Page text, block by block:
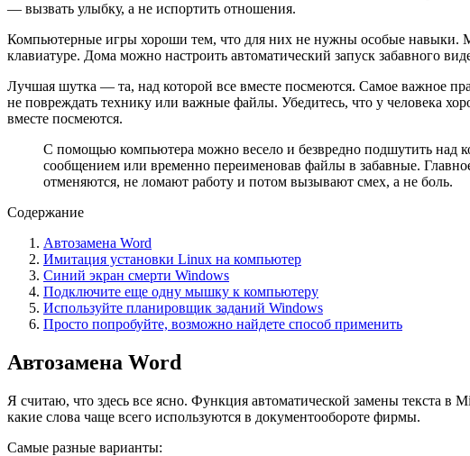
— вызвать улыбку, а не испортить отношения.
Компьютерные игры хороши тем, что для них не нужны особые навыки.
клавиатуре. Дома можно настроить автоматический запуск забавного
Лучшая шутка — та, над которой все вместе посмеются. Самое важное
не повреждать технику или важные файлы. Убедитесь, что у человека
вместе посмеются.
С помощью компьютера можно весело и безвредно подшутить над
сообщением или временно переименовав файлы в забавные.
отменяются, не ломают работу и потом вызывают смех, а не боль.
Содержание
Автозамена Word
Имитация установки Linux на компьютер
Синий экран смерти Windows
Подключите еще одну мышку к компьютеру
Используйте планировщик заданий Windows
Просто попробуйте, возможно найдете способ применить
Автозамена Word
Я считаю, что здесь все ясно. Функция автоматической замены текста в
какие слова чаще всего используются в документообороте фирмы.
Самые разные варианты: